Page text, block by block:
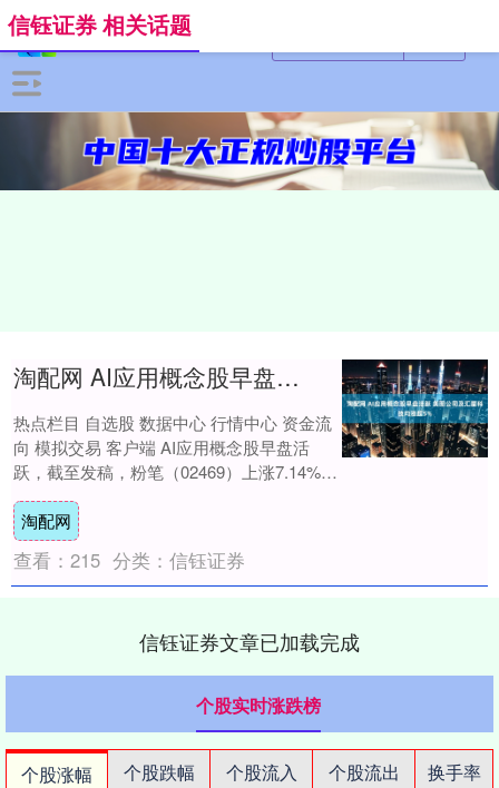
信钰证券 相关话题
淘配网 AI应用概念股早盘活跃 美图公司及汇量科技均涨超5%
热点栏目 自选股 数据中心 行情中心 资金流
向 模拟交易 客户端 AI应用概念股早盘活
跃，截至发稿，粉笔（02469）上涨7.14%，
报3港元；美图公司（013....
淘配网
查看： 215 分类： 信钰证券
信钰证券文章已加载完成
个股实时涨跌榜
个股涨幅 个股跌幅 个股流入 个股流出
换手率